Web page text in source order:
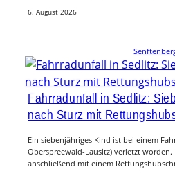
6. August 2026
Fahrradunfall in Sedlitz:
nach Sturz mit
Ein siebenjähriges Kind ist bei einem
Oberspreewald-Lausitz) verletzt worden.
anschließend mit einem